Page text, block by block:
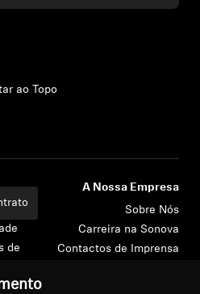
ao Topo
de
A Nossa Empresa
Sobre Nós
Carreira na Sonova
Contactos de Imprensa